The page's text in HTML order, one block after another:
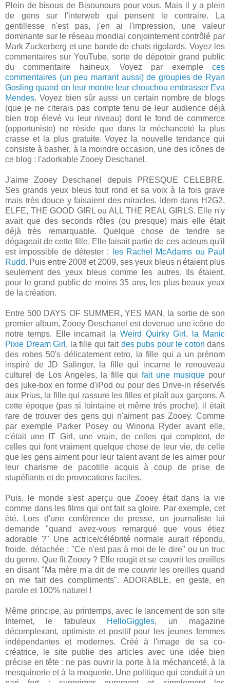
Plein de bisous de Bisounours pour vous. Mais il y a plein
de gens sur l'interweb qui pensent le contraire. La
gentillesse n'est pas, j'en ai l'impression, une valeur
dominante sur le réseau mondial conjointement contrôlé par
Mark Zuckerberg et une bande de chats rigolards. Voyez les
commentaires sur YouTube, sorte de dépotoir grand public
du commentaire haineux. Voyez par exemple ces
commentaires (un peu marrant aussi) de groupies de Ryan
Gosling quand on leur montre leur chouchou embrasser Eva
Mendes. Voyez bien sûr aussi un certain nombre de blogs
(que je ne citerais pas compte tenu de leur audience déjà
bien trop élevé vu leur niveau) dont le fond de commerce
(opportuniste) ne réside que dans la méchanceté la plus
crasse et la plus gratuite. Voyez la nouvelle tendance qui
consiste à basher, à la moindre occasion, une des icônes de
ce blog : l'adorkable Zooey Deschanel.
J'aime Zooey Deschanel depuis PRESQUE CELEBRE.
Ses grands yeux bleus tout rond et sa voix à la fois grave
mais très douce y faisaient des miracles. Idem dans H2G2,
ELFE, THE GOOD GIRL ou ALL THE REAL GIRLS. Elle n'y
avait que des seconds rôles (ou presque) mais elle était
déjà très remarquable. Quelque chose de tendre se
dégageait de cette fille. Elle faisait partie de ces acteurs qu'il
est impossible de détester :
les Rachel McAdams ou Paul
Rudd. Puis entre 2008 et 2009, ses yeux bleus n'étaient plus
seulement des yeux bleus comme les autres. Ils étaient,
pour le grand public de moins 35 ans, les plus beaux yeux
de la création.
Entre 500 DAYS OF SUMMER, YES MAN, la sortie de son
premier album, Zooey Deschanel est devenue une icône de
notre temps. Elle incarnait la Weird Quirky Girl ,
la Manic
Pixie Dream Girl , la fille qui fait des pubs pour le coton dans
des robes 50's délicatement retro, la fille qui a un prénom
inspiré de JD Salinger, la fille qui incarne le renouveau
culturel de Los Angeles, la fille quifait une musique pour
des juke-box en forme d'iPod ou pour des Drive-in réservés
aux Prius, la fille qui rassure les filles et plaît aux garçons. A
cette époque (pas si lointaine et même très proche), il était
rare de trouver des gens qui n'aiment pas Zooey. Comme
par exemple Parker Posey ou Winona Ryder avant elle,
c'était une IT Girl, une vraie, de celles qui comptent, de
celles qui font vraiment quelque chose de leur vie, de celle
que les gens aiment pour leur talent avant de les aimer pour
leur charisme de pacotille acquis à coup de prise de
stupéfiants et de provocations faciles.
Puis, le monde s'est aperçu que Zooey était dans la vie
comme dans les films qui ont fait sa gloire. Par exemple, cet
été. Lors d'une conférence de presse, un journaliste lui
demande "quand avez-vous remarqué que vous étiez
adorable ?" Une actrice/célébrité normale aurait répondu,
froide, détachée : "Ce n'est pas à moi de le dire" ou un truc
du genre. Que fit Zooey ? Elle rougit et se couvrit les oreilles
en disant "Ma mère m'a dit de me couvrir les oreilles quand
on me fait des compliments". ADORABLE, en geste, en
parole et 100% naturel !
Même principe, au printemps, avec le lancement de son site
Internet, le fabuleux
HelloGiggles, un magazine
décomplexant, optimiste et positif pour les jeunes femmes
indépendantes et modernes. Créé à l'image de sa co-
créatrice, le site publie des articles avec une idée bien
précise en tête : ne pas ouvrir la porte à la méchanceté, à la
mesquinerie et à la moquerie. Une politique qui conduit à un